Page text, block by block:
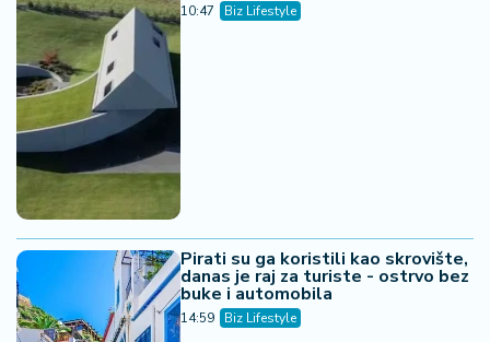
10:47 Biz Lifestyle
Pirati su ga koristili kao skrovište,
danas je raj za turiste - ostrvo bez
buke i automobila
14:59 Biz Lifestyle